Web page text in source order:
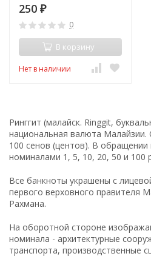
250 ₽
0
В корзину
Нет в наличии
Ринггит (малайск. Ringgit,
национальная валюта Малайзии.
100 сенов (центов). В обращении
номиналами 1, 5, 10, 20, 50 и 100
Все банкноты украшены с
первого верховного правителя
Рахмана.
На оборотной стороне
номинала - архитектурные
транспорта, производственные